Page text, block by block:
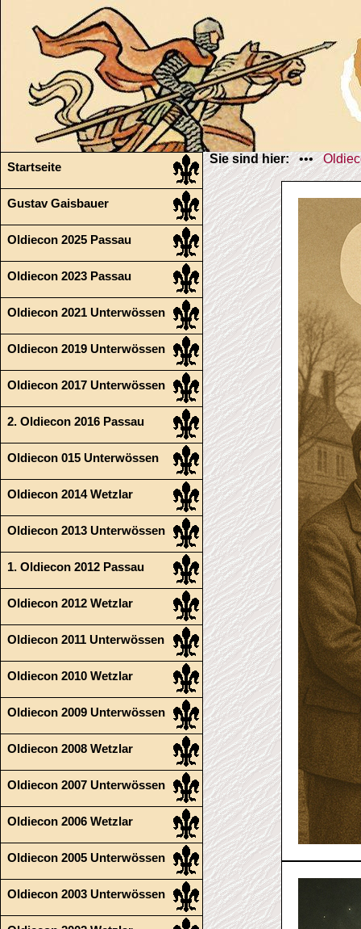
Startseite
Gustav Gaisbauer
Oldiecon 2025 Passau
Oldiecon 2023 Passau
Oldiecon 2021 Unterwössen
Oldiecon 2019 Unterwössen
Oldiecon 2017 Unterwössen
2. Oldiecon 2016 Passau
Oldiecon 015 Unterwössen
Oldiecon 2014 Wetzlar
Oldiecon 2013 Unterwössen
1. Oldiecon 2012 Passau
Oldiecon 2012 Wetzlar
Oldiecon 2011 Unterwössen
Oldiecon 2010 Wetzlar
Oldiecon 2009 Unterwössen
Oldiecon 2008 Wetzlar
Oldiecon 2007 Unterwössen
Oldiecon 2006 Wetzlar
Oldiecon 2005 Unterwössen
Oldiecon 2003 Unterwössen
Sie sind hier:•••